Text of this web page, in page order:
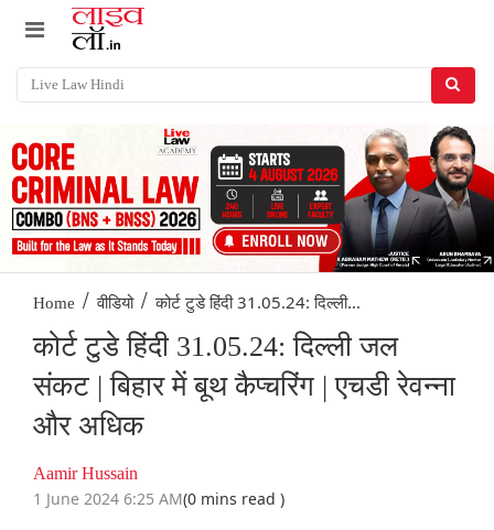
Home / वीडियो / कोर्ट टुडे हिंदी 31.05.24: दिल्ली...
कोर्ट टुडे हिंदी 31.05.24: दिल्ली जल
संकट | बिहार में बूथ कैप्चरिंग | एचडी रेवन्ना
और अधिक
Aamir Hussain
1 June 2024 6:25 AM(0 mins read )